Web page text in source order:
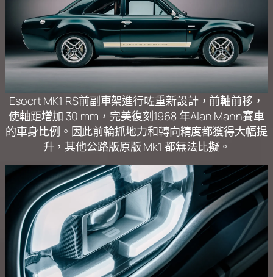
Esocrt MK1 RS前副車架進行咗重新設計，前軸前移，
使軸距增加 30 mm，完美復刻1968 年Alan Mann賽車
的車身比例。因此前輪抓地力和轉向精度都獲得大幅提
升，其他公路版原版 Mk1 都無法比擬。